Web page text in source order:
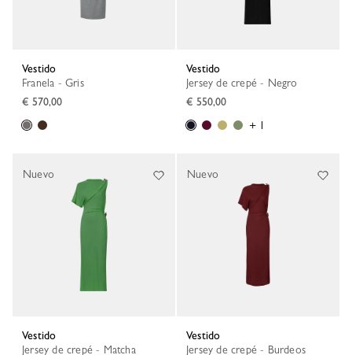
Vestido
Franela - Gris
€ 570,00
Vestido
Jersey de crepé - Negro
€ 550,00
+ 1
Vestido
Jersey de crepé - Matcha
Nuevo
Vestido
Jersey de crepé - Burdeos
Nuevo